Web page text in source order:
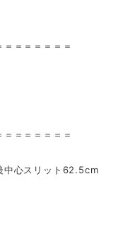
＝＝＝＝＝＝＝
＝＝＝＝＝＝＝
中心スリット62.5cm